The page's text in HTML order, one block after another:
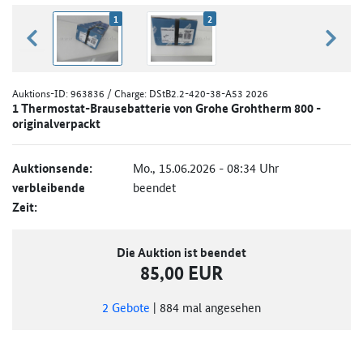
zurück blättern
1 2
Auktions-ID:963836 / Charge: DStB2.2-420-38-A53 2026
1 Thermostat-Brausebatterie von Grohe Grohtherm 800 -
originalverpackt
Auktionsende: Mo., 15.06.2026 - 08:34 Uhr
verbleibende
Zeit:
beendet
Die Auktion ist beendet
85,00 EUR
2 Gebote | 884 mal angesehen